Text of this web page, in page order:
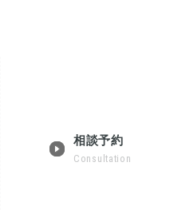
相談予約
Consultation